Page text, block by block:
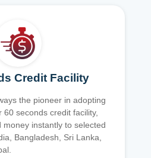
Credit Facility
the pioneer in adopting
60 seconds credit facility,
instantly to selected
Bangladesh, Sri Lanka,